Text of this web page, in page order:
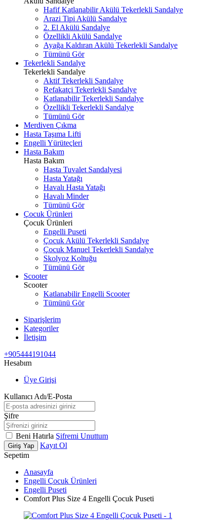
Hafif Katlanabilir Akülü Tekerlekli Sandalye
Arazi Tipi Akülü Sandalye
2. El Akülü Sandalye
Özellikli Akülü Sandalye
Ayağa Kaldıran Akülü Tekerlekli Sandalye
Tümünü Gör
Tekerlekli Sandalye
Tekerlekli Sandalye
Aktif Tekerlekli Sandalye
Refakatçi Tekerlekli Sandalye
Katlanabilir Tekerlekli Sandalye
Özellikli Tekerlekli Sandalye
Tümünü Gör
Merdiven Çıkma
Hasta Taşıma Lifti
Engelli Yürüteçleri
Hasta Bakım
Hasta Bakım
Hasta Tuvalet Sandalyesi
Hasta Yatağı
Havalı Hasta Yatağı
Havalı Minder
Tümünü Gör
Çocuk Ürünleri
Çocuk Ürünleri
Engelli Puseti
Çocuk Akülü Tekerlekli Sandalye
Çocuk Manuel Tekerlekli Sandalye
Skolyoz Koltuğu
Tümünü Gör
Scooter
Scooter
Katlanabilir Engelli Scooter
Tümünü Gör
Siparişlerim
Kategoriler
İletişim
+905444191044
Hesabım
Üye Girişi
Kullanıcı Adı/E-Posta
Şifre
Beni Hatırla Şifremi Unuttum
Giriş Yap
Kayıt Ol
Sepetim
Anasayfa
Engelli Çocuk Ürünleri
Engelli Puseti
Comfort Plus Size 4 Engelli Çocuk Puseti